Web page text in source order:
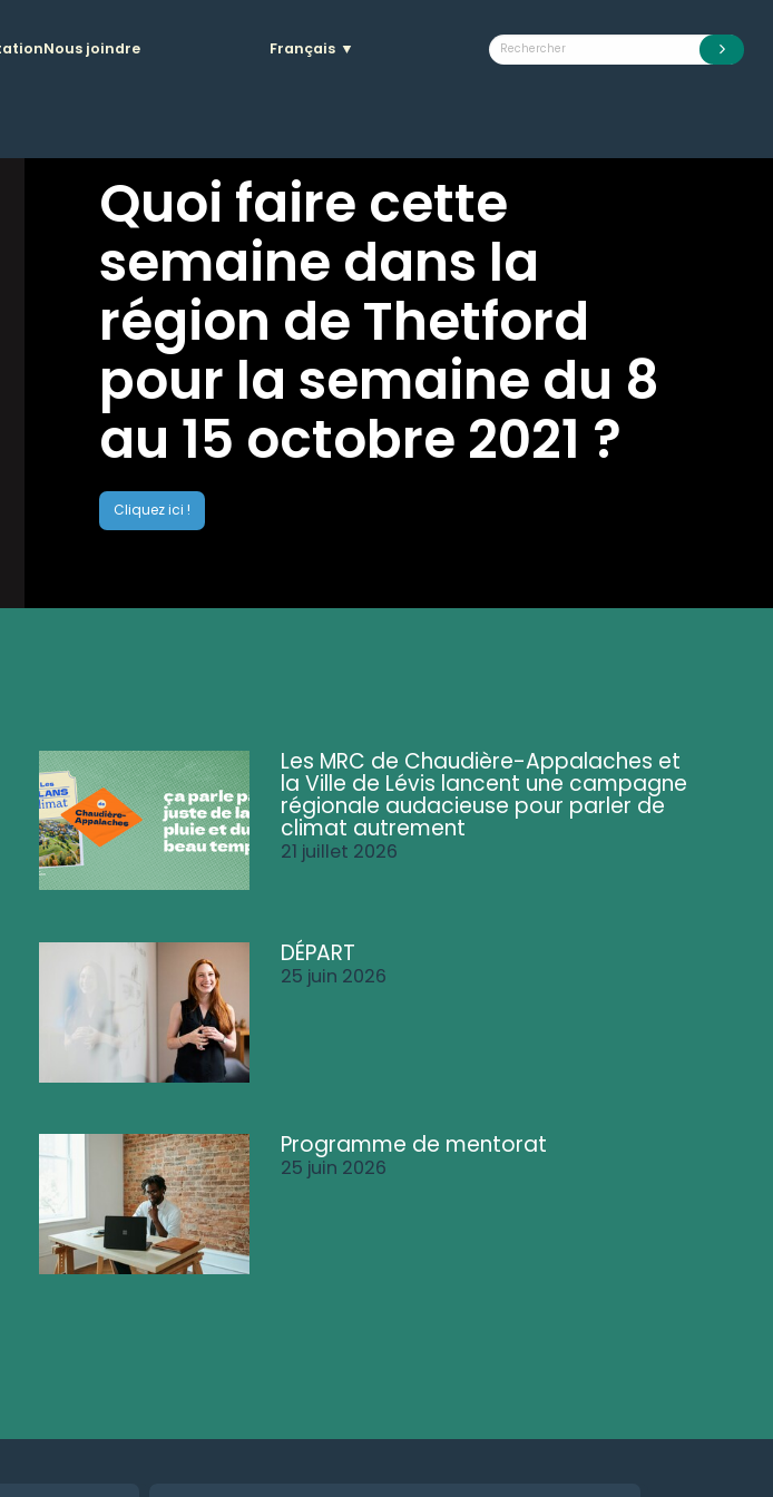
Nous joindre Français ▼
Quoi faire cette
semaine dans la
région de Thetford
pour la semaine du 8
au 15 octobre 2021 ?
Cliquez ici !
Les MRC de Chaudière-Appalaches et
la Ville de Lévis lancent une campagne
régionale audacieuse pour parler de
climat autrement
21 juillet 2026
DÉPART
25 juin 2026
Programme de mentorat
25 juin 2026